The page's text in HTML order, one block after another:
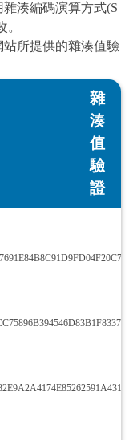
湊編碼演算方式(S
所提供的雜湊值驗
雜
湊
值
驗
證